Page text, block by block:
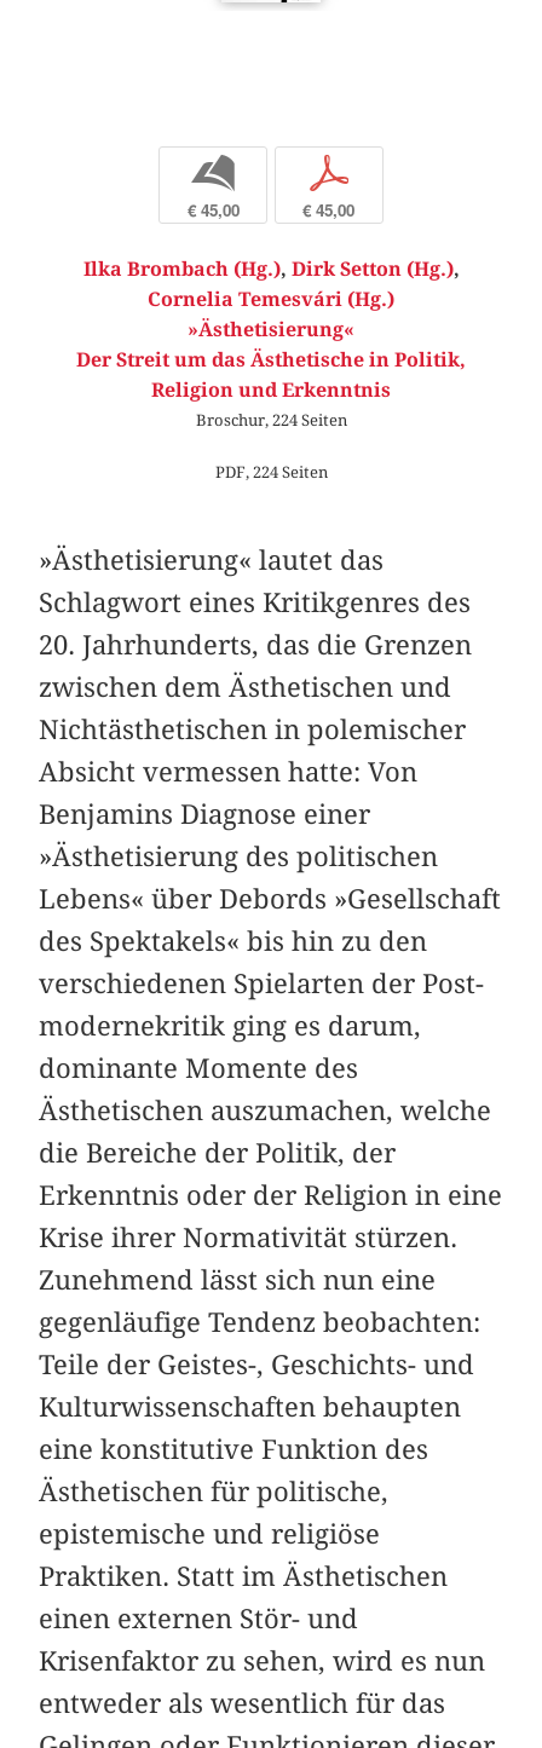
b
€ 45,00
p
€ 45,00
Ilka Brombach (Hg.), Dirk Setton (Hg.),
Cornelia Temesvári (Hg.)
»Ästhetisierung«
Der Streit um das Ästhetische in Politik,
Religion und Erkenntnis
Broschur, 224 Seiten
PDF, 224 Seiten
»Ästhetisierung« lautet das
Schlagwort eines K­ritikgenres des
20. Jahrhunderts, das die Grenzen
zwischen dem Ästhetischen und
Nichtästhetischen in polemischer
Absicht vermessen hatte: Von
Benjamins Diagnose einer
»Ästhetisierung des politischen
Lebens« über Debords »Gesellschaft
des Spektakels« bis hin zu den
verschiedenen Spielarten der Post­
modernekritik ging es darum,
dominante Momente des
Ästhetischen auszumachen, welche
die Bereiche der Politik, der
Erkenntnis oder der Religion in eine
Krise ihrer Norma­tivität stürzen.
Zunehmend lässt sich nun eine
gegenläufige Tendenz beobachten:
Teile der Geistes-, Geschichts- und
Kulturwissenschaften behaupten
eine konstitutive Funktion des
Ästhetischen für politische,
epistemische und religiöse
Praktiken. Statt im Ästhetischen
einen externen Stör- und
Krisenfaktor zu sehen, wird es nun
entweder als wesentlich für das